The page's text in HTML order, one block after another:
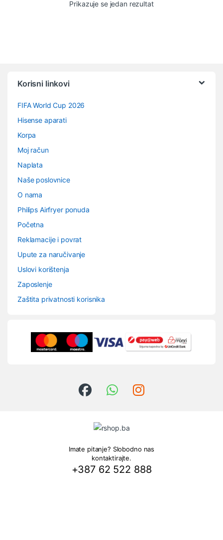
Prikazuje se jedan rezultat
Korisni linkovi
FIFA World Cup 2026
Hisense aparati
Korpa
Moj račun
Naplata
Naše poslovnice
O nama
Philips Airfryer ponuda
Početna
Reklamacije i povrat
Upute za naručivanje
Uslovi korištenja
Zaposlenje
Zaštita privatnosti korisnika
Imate pitanje? Slobodno nas
kontaktirajte.
+387 62 522 888